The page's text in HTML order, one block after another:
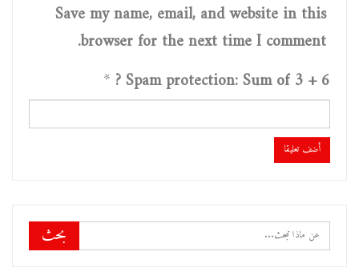
Save my name, email, and website in this
browser for the next time I comment.
Spam protection: Sum of 3 + 6 ?
*